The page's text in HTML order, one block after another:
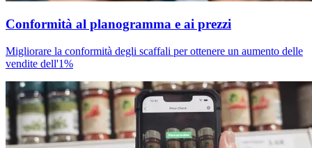
Conformità al planogramma e ai prezzi
Migliorare la conformità degli scaffali per ottenere un aumento delle
vendite dell'1%